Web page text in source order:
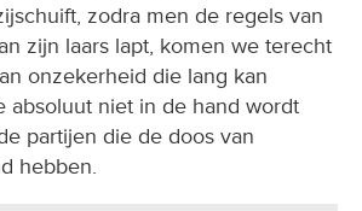
zodra men de regels van
zijn laars lapt, komen we terecht
onzekerheid die lang kan
absoluut niet in de hand wordt
partijen die de doos van
hebben.